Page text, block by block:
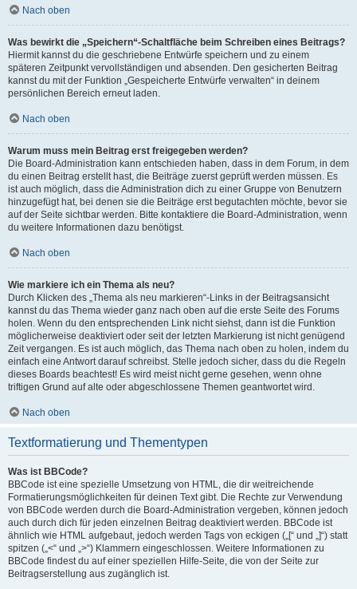
Nach oben
Was bewirkt die „Speichern“-Schaltfläche beim Schreiben eines Beitrags?
Hiermit kannst du die geschriebene Entwürfe speichern und zu einem
späteren Zeitpunkt vervollständigen und absenden. Den gesicherten Beitrag
kannst du mit der Funktion „Gespeicherte Entwürfe verwalten“ in deinem
persönlichen Bereich erneut laden.
Nach oben
Warum muss mein Beitrag erst freigegeben werden?
Die Board-Administration kann entschieden haben, dass in dem Forum, in dem
du einen Beitrag erstellt hast, die Beiträge zuerst geprüft werden müssen. Es
ist auch möglich, dass die Administration dich zu einer Gruppe von Benutzern
hinzugefügt hat, bei denen sie die Beiträge erst begutachten möchte, bevor sie
auf der Seite sichtbar werden. Bitte kontaktiere die Board-Administration, wenn
du weitere Informationen dazu benötigst.
Nach oben
Wie markiere ich ein Thema als neu?
Durch Klicken des „Thema als neu markieren“-Links in der Beitragsansicht
kannst du das Thema wieder ganz nach oben auf die erste Seite des Forums
holen. Wenn du den entsprechenden Link nicht siehst, dann ist die Funktion
möglicherweise deaktiviert oder seit der letzten Markierung ist nicht genügend
Zeit vergangen. Es ist auch möglich, das Thema nach oben zu holen, indem du
einfach eine Antwort darauf schreibst. Stelle jedoch sicher, dass du die Regeln
dieses Boards beachtest! Es wird meist nicht gerne gesehen, wenn ohne
triftigen Grund auf alte oder abgeschlossene Themen geantwortet wird.
Nach oben
Textformatierung und Thementypen
Was ist BBCode?
BBCode ist eine spezielle Umsetzung von HTML, die dir weitreichende
Formatierungsmöglichkeiten für deinen Text gibt. Die Rechte zur Verwendung
von BBCode werden durch die Board-Administration vergeben, können jedoch
auch durch dich für jeden einzelnen Beitrag deaktiviert werden. BBCode ist
ähnlich wie HTML aufgebaut, jedoch werden Tags von eckigen („[“ und „]“) statt
spitzen („<“ und „>“) Klammern eingeschlossen. Weitere Informationen zu
BBCode findest du auf einer speziellen Hilfe-Seite, die von der Seite zur
Beitragserstellung aus zugänglich ist.